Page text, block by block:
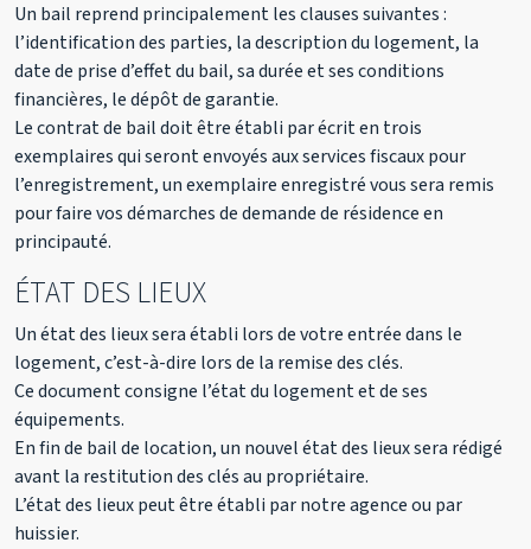
Un bail reprend principalement les clauses suivantes :
l’identification des parties, la description du logement, la
date de prise d’effet du bail, sa durée et ses conditions
financières, le dépôt de garantie.
Le contrat de bail doit être établi par écrit en trois
exemplaires qui seront envoyés aux services fiscaux pour
l’enregistrement, un exemplaire enregistré vous sera remis
pour faire vos démarches de demande de résidence en
principauté.
ÉTAT DES LIEUX
Un état des lieux sera établi lors de votre entrée dans le
logement, c’est-à-dire lors de la remise des clés.
Ce document consigne l’état du logement et de ses
équipements.
En fin de bail de location, un nouvel état des lieux sera rédigé
avant la restitution des clés au propriétaire.
L’état des lieux peut être établi par notre agence ou par
huissier.